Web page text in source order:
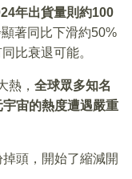
年出貨量則約100
著同比下滑約50%
比衰退可能。
熱， 全球眾多知名
宙的熱度遭遇嚴重
頭，開始了縮減開